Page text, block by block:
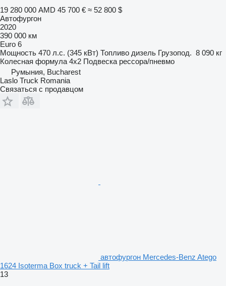
19 280 000 AMD 45 700 € ≈ 52 800 $
Автофургон
2020
390 000 км
Euro 6
Мощность 470 л.с. (345 кВт) Топливо дизель Грузопод. 8 090 кг
Колесная формула 4x2 Подвеска рессора/пневмо
Румыния, Bucharest
Laslo Truck Romania
Связаться с продавцом
автофургон Mercedes-Benz Atego
1624 Isoterma Box truck + Tail lift
13